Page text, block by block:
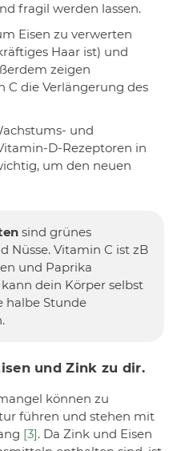
fragil werden lassen.
Eisen zu verwerten
Haar ist) und
zeigen
C die Verlängerung des
und
D-Rezeptoren in
um den neuen
sind grünes
Nüsse. Vitamin C ist zB
und Paprika
dein Körper selbst
halbe Stunde
und Zink zu dir.
können zu
führen und stehen mit
[3]. Da Zink und Eisen